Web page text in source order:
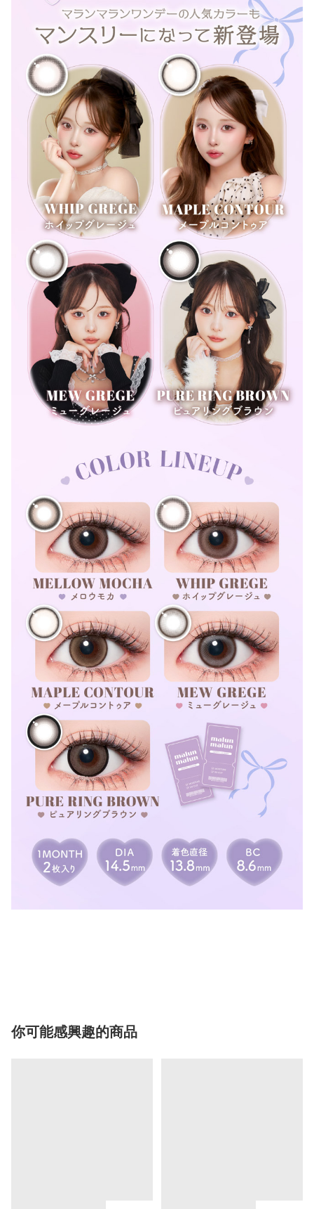
你可能感興趣的商品